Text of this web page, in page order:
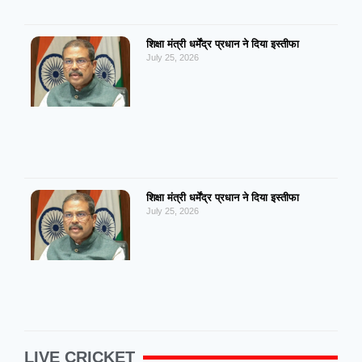
शिक्षा मंत्री धर्मेंद्र प्रधान ने दिया इस्तीफा
July 25, 2026
शिक्षा मंत्री धर्मेंद्र प्रधान ने दिया इस्तीफा
July 25, 2026
LIVE CRICKET